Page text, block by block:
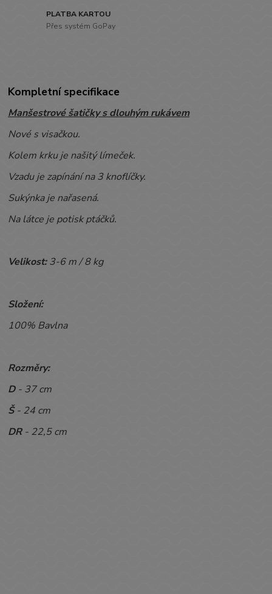
PLATBA KARTOU
Přes systém GoPay
Kompletní specifikace
Manšestrové šatičky s dlouhým rukávem
Nové s visačkou.
Kolem krku je našitý límeček.
Vzadu je zapínání na 3 knoflíčky.
Sukýnka je nařasená.
Na látce je potisk ptáčků.
Velikost:3-6m / 8 kg
Složení:
100% Bavlna
Rozměry:
D - 37 cm
Š- 24 cm
DR- 22,5 cm